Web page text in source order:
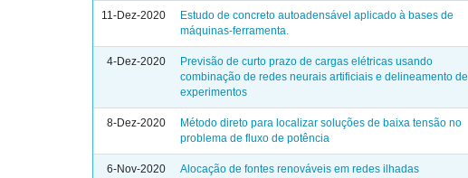
11-Dez-2020
Estudo de concreto autoadensável aplicado à bases de
máquinas-ferramenta.
4-Dez-2020
Previsão de curto prazo de cargas elétricas usando
combinação de redes neurais artificiais e delineamento de
experimentos
8-Dez-2020
Método direto para localizar soluções de baixa tensão no
problema de fluxo de potência
6-Nov-2020 Alocação de fontes renováveis em redes ilhadas